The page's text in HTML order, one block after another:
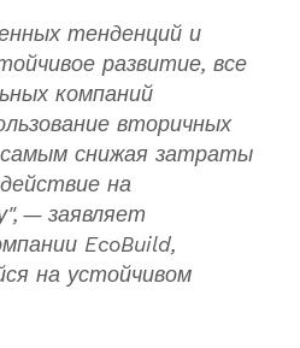
тенденций и
развитие, все
компаний
вторичных
снижая затраты
на
— заявляет
EcoBuild,
на устойчивом